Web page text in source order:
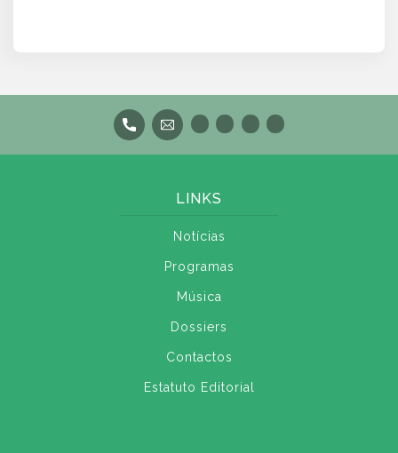
LINKS
Notícias
Programas
Música
Dossiers
Contactos
Estatuto Editorial